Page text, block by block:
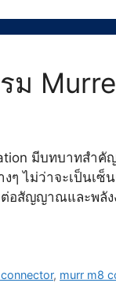
ม
มีบทบาทสำคั
ไม่ว่าจะเป็นเซ็น
ต่อสัญญาณและพลั
, murr m8